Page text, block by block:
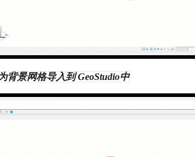
背景网格导入到 GeoStudio中